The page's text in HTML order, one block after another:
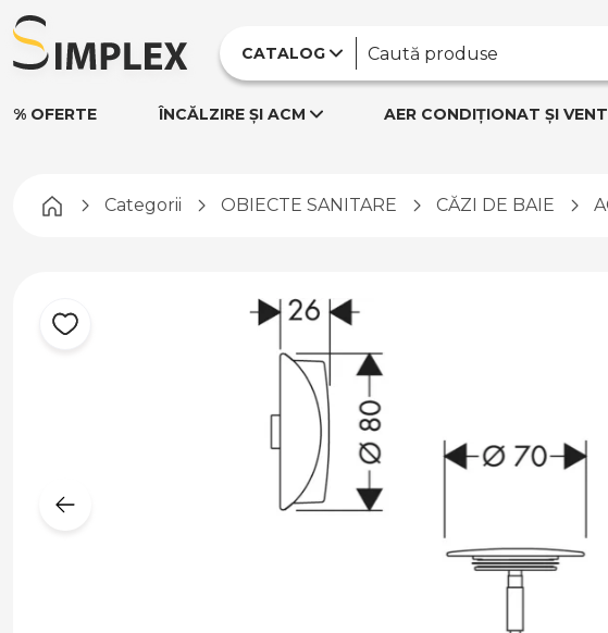
CATALOG
% OFERTE ÎNCĂLZIRE ȘI ACM AER CONDIȚIONAT ȘI
Pagina principală
Categorii OBIECTE SANITARE CĂZI DE BAIE